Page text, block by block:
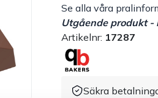
Se alla våra
Utgående produkt -
Artikelnr: 17287
Säkra